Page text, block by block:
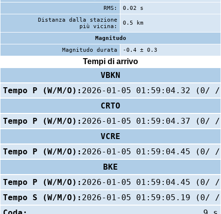
RMS:
0.02 s
Distanza dalla stazione
più vicina:
0.5 km
Magnitudo
Magnitudo durata
-0.4 ± 0.3
Tempi di arrivo
VBKN
Tempo P (W/M/O): 2026-01-05 01:59:04.32 (0/
CRTO
Tempo P (W/M/O): 2026-01-05 01:59:04.37 (0/
VCRE
Tempo P (W/M/O): 2026-01-05 01:59:04.45 (0/
BKE
Tempo P (W/M/O): 2026-01-05 01:59:04.45 (0/
Tempo S (W/M/O): 2026-01-05 01:59:05.19 (0/